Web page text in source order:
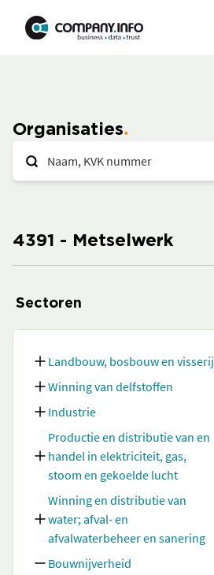
Organisaties
4391 - Metselwerk
Sectoren
Landbouw, bosbouw en visserij
Winning van delfstoffen
Industrie
Productie en distributie van en
handel in elektriciteit, gas,
stoom en gekoelde lucht
Winning en distributie van
water; afval- en
afvalwaterbeheer en sanering
Bouwnijverheid